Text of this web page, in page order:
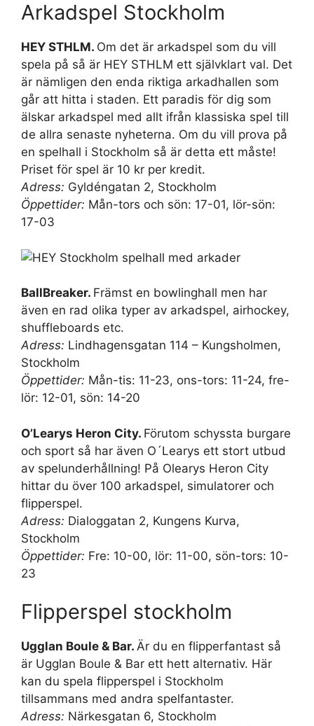
Arkadspel Stockholm
HEY STHLM. Om det är arkadspel som du vill
spela på så är HEY STHLM ett självklart val. Det
är nämligen den enda riktiga arkadhallen som
går att hitta i staden. Ett paradis för dig som
älskar arkadspel med allt ifrån klassiska spel till
de allra senaste nyheterna. Om du vill prova på
en spelhall i Stockholm så är detta ett måste!
Priset för spel är 10 kr per kredit.
Adress: Gyldéngatan 2, Stockholm
Öppettider: Mån-tors och sön: 17-01, lör-sön:
17-03
BallBreaker. Främst en bowlinghall men har
även en rad olika typer av arkadspel, airhockey,
shuffleboards etc.
Adress: Lindhagensgatan 114 – Kungsholmen,
Stockholm
Öppettider: Mån-tis: 11-23, ons-tors: 11-24, fre-
lör: 12-01, sön: 14-20
O’Learys Heron City. Förutom schyssta burgare
och sport så har även O´Learys ett stort utbud
av spelunderhållning! På Olearys Heron City
hittar du över 100 arkadspel, simulatorer och
flipperspel.
Adress: Dialoggatan 2, Kungens Kurva,
Stockholm
Öppettider: Fre: 10-00, lör: 11-00, sön-tors: 10-
23
Flipperspel stockholm
Ugglan Boule & Bar. Är du en flipperfantast så
är Ugglan Boule & Bar ett hett alternativ. Här
kan du spela flipperspel i Stockholm
tillsammans med andra spelfantaster.
Adress: Närkesgatan 6, Stockholm